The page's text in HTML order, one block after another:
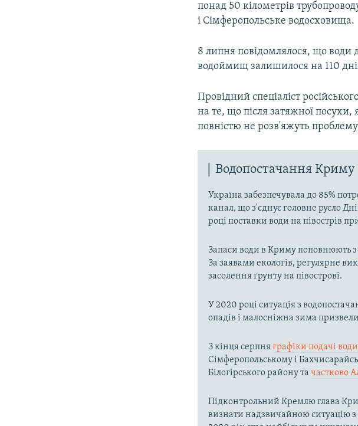
понад 50 кілометрів
і Сімферопольське водосховища.
8 липня повідомлялося, що води
водоймищ залишилося на 110
Провідний спеціаліст
на те, що після затяжної посухи,
повністю не розв'яжуть
Водопостачання Криму
Україна забезпечувала до 85%
канал, що з'єднує головне русло
році поставки води на півострів
Запаси води в Криму поповнюють
За заявами екологів, регулярне
засолення ґрунту на півострові.
У 2020 році ситуація з
опадів і малосніжна зима
З кінця серпняграфіки подачі води
Сімферопольському і
Білогірського району тачастково
Підконтрольний Кремлю глава
визнати надзвичайною ситуацію